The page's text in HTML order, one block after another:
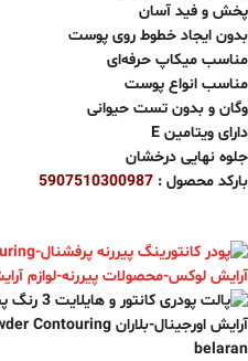
پخش و فید آسان
بدون ایجاد خطوط روی پوست
مناسب میکاپ حرفه‌ای
مناسب انواع پوست
وگان و بدون تست حیوانی
دارای ویتامین E
جلوه نهایی درخشان
بارکد محصول : 5907510300987